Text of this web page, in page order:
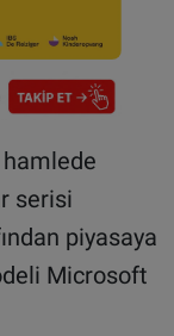
serisi
piyasaya
Microsoft